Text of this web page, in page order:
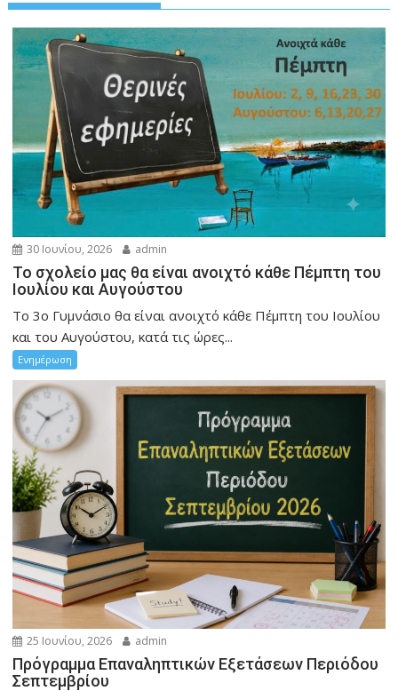
30 Ιουνίου, 2026 admin
Το σχολείο μας θα είναι ανοιχτό κάθε Πέμπτη του
Ιουλίου και Αυγούστου
Το 3ο Γυμνάσιο θα είναι ανοιχτό κάθε Πέμπτη του Ιουλίου
και του Αυγούστου, κατά τις ώρες...
Ενημέρωση
25 Ιουνίου, 2026 admin
Πρόγραμμα Επαναληπτικών Εξετάσεων Περιόδου
Σεπτεμβρίου